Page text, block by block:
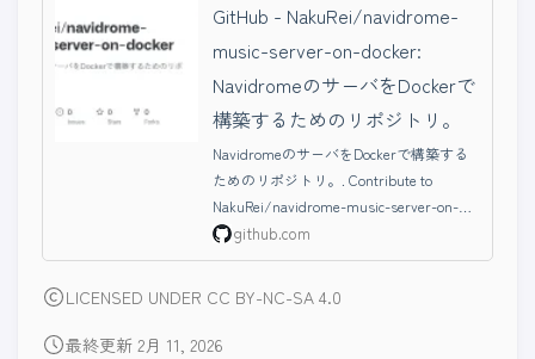
GitHub - NakuRei/navidrome-
music-server-on-docker:
NavidromeのサーバをDockerで
構築するためのリポジトリ。
NavidromeのサーバをDockerで構築する
ためのリポジトリ。. Contribute to
NakuRei/navidrome-music-server-on-
docker development by creating an
account on GitHub.
github.com
LICENSED UNDER CC BY-NC-SA 4.0
最終更新 2月 11, 2026